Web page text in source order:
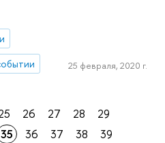
25 февраля, 2020 г.
26 27 28
29
35 36 37 38
39